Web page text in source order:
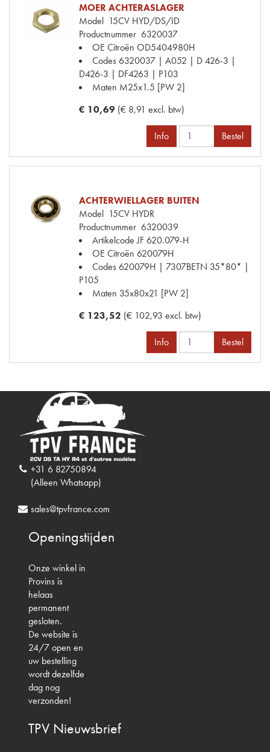
MOER ACHTERASLAGER
Model 15CV HYD/DS/ID
Productnummer 6320037
OE Citroën OD5404980H
Codes 6320037 | A052 | D 426-3 |
D426-3 | DF4263 | P103
Maten M25x1.5 [PW 2]
€ 10,69 (€ 8,91 excl. btw)
Info Bestel
ACHTERWIELLAGER BUITEN
Model 15CV HYDR
Productnummer 6320039
Artikelcode JF 620.079-H
OE Citroën 620079H
Codes 620079H | 7307BETN 35*80* |
P105
Maten 35x80x21 [PW 2]
€ 123,52 (€ 102,93 excl. btw)
Info Bestel
+31 6 82750894
(Alleen Whatsapp)
sales@tpvfrance.com
Openingstijden
Onze winkel in
Provins is
helaas
permanent
gesloten.
De website is
24/7 open en
uw bestelling
wordt dezelfde
dag nog
verzonden!
TPV Nieuwsbrief